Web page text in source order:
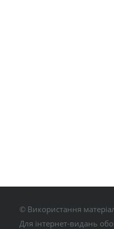
© Використання
Для інтернет-видань